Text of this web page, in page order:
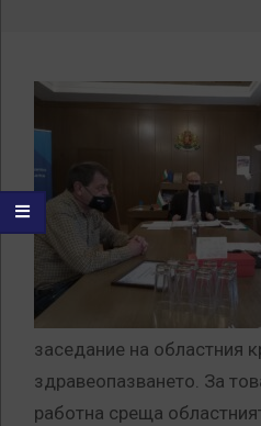
заседание на областния
здравеопазването. За
работна среща